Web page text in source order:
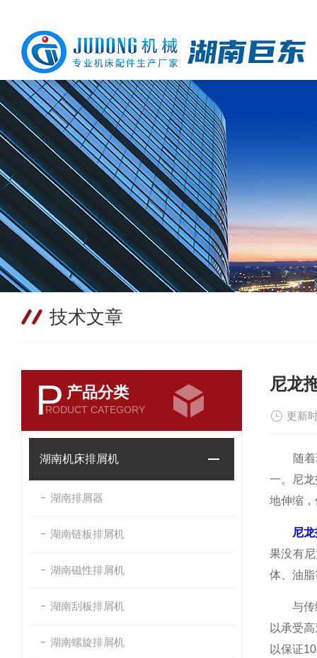
技术文章
P 产品分类
RODUCT CATEGORY
湖南机床排屑机
湖南排屑器
湖南链板排屑机
湖南磁性排屑机
湖南刮板排屑机
湖南螺旋排屑机
尼龙
更新
随着现
一。尼
地伸缩
尼
果没有
体、油
与传统
以承受
以保证